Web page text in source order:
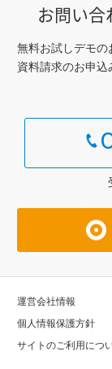
お問い
無料お試しデモの
資料請求のお申込
運営会社情報
個⼈情報保護⽅針
サイトのご利⽤につ